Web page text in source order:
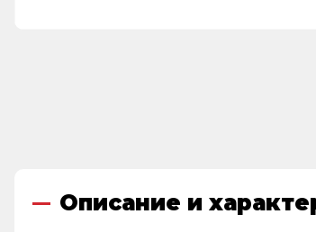
Описание и